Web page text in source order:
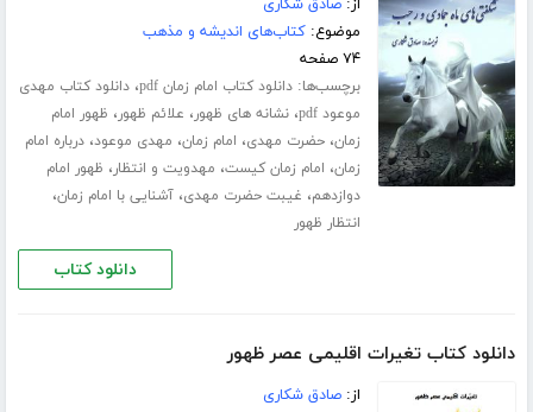
از:صادق شکاری
موضوع:کتاب‌های اندیشه و مذهب
۷۴ صفحه
برچسب‌ها:دانلود کتاب امام زمان pdf ،دانلود کتاب مهدی
موعود pdf
،نشانه های ظهور، علائم ظهور، ظهور امام
زمان،حضرت مهدی، امام زمان، مهدی موعود،درباره امام
زمان، امام زمان کیست، مهدویت و انتظار، ظهور امام
دوازدهم، غیبت حضرت مهدی،آشنایی با امام زمان،
انتظار ظهور
دانلود کتاب
دانلود کتاب تغیرات اقلیمی عصر ظهور
از:صادق شکاری